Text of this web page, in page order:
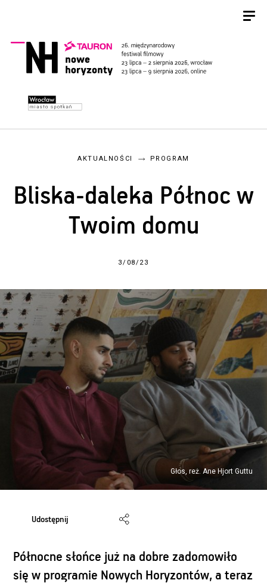
AKTUALNOŚCI PROGRAM
Bliska-daleka Północ w
Twoim domu
3/08/23
Głos, reż. Ane Hjort Guttu
Udostępnij
Północne słońce już na dobre zadomowiło
się w programie Nowych Horyzontów, a teraz